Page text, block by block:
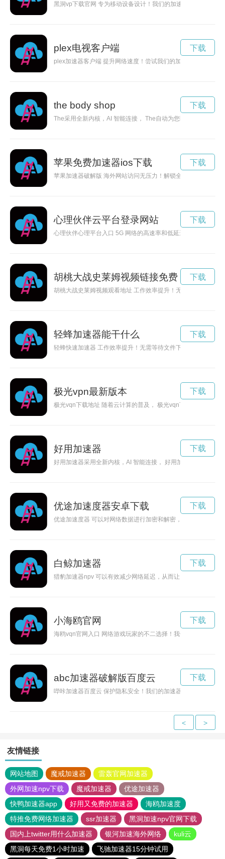
黑洞vp下载官网 专为移动设备设计！我们的加速器软件适用于
plex电视客户端
plex加速器客户端 提升网络速度！尝试我们的加速器软件，享
下载
the body shop
The采用全新内核，AI 智能连接， The自动为您匹配全球最快
下载
苹果免费加速器ios下载
苹果加速器破解版 海外网站访问无压力！解锁全球内容，尽情
下载
心理伙伴云平台登录网站
心理伙伴心理平台入口 5G 网络的高速率和低延迟对网络加速
下载
胡桃大战史莱姆视频链接免费
胡桃大战史莱姆视频观看地址 工作效率提升！无需等待文件下
下载
轻蜂加速器能干什么
轻蜂快速加速器 工作效率提升！无需等待文件下载，轻蜂快速
下载
极光vpn最新版本
极光vqn下载地址 随着云计算的普及， 极光vqn下载地址 的重
下载
好用加速器
好用加速器采用全新内核，AI 智能连接， 好用加速器自动为您
下载
优途加速度器安卓下载
优途加速度器 可以对网络数据进行加密和解密，从而防止数据
下载
白鲸加速器
猎豹加速器npv 可以有效减少网络延迟，从而让网络应用更加
下载
小海鸥官网
海鸥vqn官网入口 网络游戏玩家的不二选择！我们的加速器软
下载
abc加速器破解版百度云
哔咔加速器百度云 保护隐私安全！我们的加速器软件提供高级
下载
< >
友情链接
网站地图 魔戒加速器
雷轰官网加速器
外网加速npv下载
魔戒加速器
优途加速器
快鸭加速器app
好用又免费的加速器
海鸥加速度
特推免费网络加速器
ssr加速器
黑洞加速npv官网下载
国内上twitter用什么加速器
银河加速海外网络
kuli云
黑洞每天免费1小时加速
飞驰加速器15分钟试用